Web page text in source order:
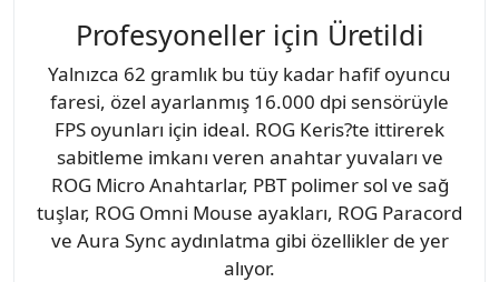
Profesyoneller için Üretildi
Yalnızca 62 gramlık bu tüy kadar hafif oyuncu
faresi, özel ayarlanmış 16.000 dpi sensörüyle
FPS oyunları için ideal. ROG Keris?te ittirerek
sabitleme imkanı veren anahtar yuvaları ve
ROG Micro Anahtarlar, PBT polimer sol ve sağ
tuşlar, ROG Omni Mouse ayakları, ROG Paracord
ve Aura Sync aydınlatma gibi özellikler de yer
alıyor.